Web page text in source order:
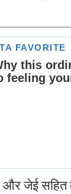
जेई सहित